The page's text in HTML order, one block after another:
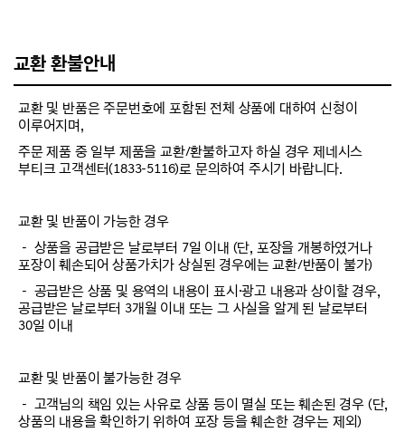
교환 환불안내
교환 및 반품은 주문번호에 포함된 전체 상품에 대하여 신청이
이루어지며,
주문 제품 중 일부 제품을 교환/환불하고자 하실 경우 제네시스
부티크 고객센터(1833-5116)로 문의하여 주시기 바랍니다.
교환 및 반품이 가능한 경우
－ 상품을 공급받은 날로부터 7일 이내 (단, 포장을 개봉하였거나
포장이 훼손되어 상품가치가 상실된 경우에는 교환/반품이 불가)
－ 공급받은 상품 및 용역의 내용이 표시·광고 내용과 상이할 경우,
공급받은 날로부터 3개월 이내 또는 그 사실을 알게 된 날로부터
30일 이내
교환 및 반품이 불가능한 경우
－ 고객님의 책임 있는 사유로 상품 등이 멸실 또는 훼손된 경우 (단,
상품의 내용을 확인하기 위하여 포장 등을 훼손한 경우는 제외)